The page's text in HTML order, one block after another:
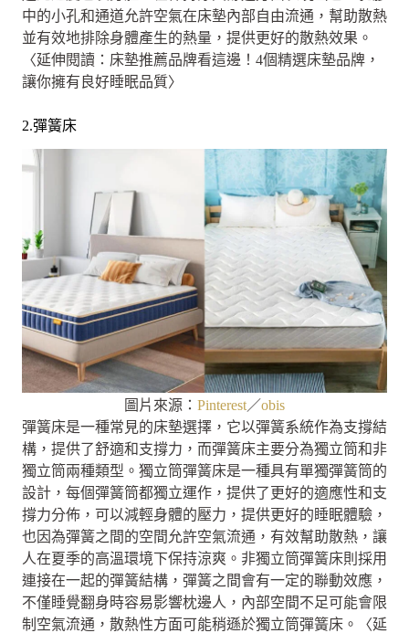
中的小孔和通道允許空氣在床墊內部自由流通，幫助散熱
並有效地排除身體產生的熱量，提供更好的散熱效果。
〈延伸閱讀：床墊推薦品牌看這邊！4個精選床墊品牌，
讓你擁有良好睡眠品質〉
2.彈簧床
圖片來源： Pinterest／obis
彈簧床是一種常見的床墊選擇，它以彈簧系統作為支撐結
構，提供了舒適和支撐力，而彈簧床主要分為獨立筒和非
獨立筒兩種類型。獨立筒彈簧床是一種具有單獨彈簧筒的
設計，每個彈簧筒都獨立運作，提供了更好的適應性和支
撐力分佈，可以減輕身體的壓力，提供更好的睡眠體驗，
也因為彈簧之間的空間允許空氣流通，有效幫助散熱，讓
人在夏季的高溫環境下保持涼爽。非獨立筒彈簧床則採用
連接在一起的彈簧結構，彈簧之間會有一定的聯動效應，
不僅睡覺翻身時容易影響枕邊人，內部空間不足可能會限
制空氣流通，散熱性方面可能稍遜於獨立筒彈簧床。〈延